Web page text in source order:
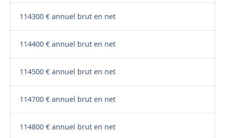
114300 € annuel brut en net
114400 € annuel brut en net
114500 € annuel brut en net
114700 € annuel brut en net
114800 € annuel brut en net